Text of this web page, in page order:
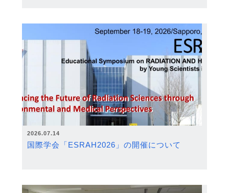
2026.07.14
国際学会「ESRAH2026」の開催について